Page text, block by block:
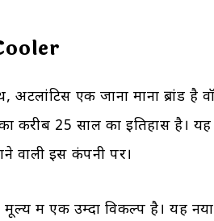
अटलांटिस एक जाना माना ब्रांड है
करीब 25 साल का इतिहास है।
वाली इस कंपनी पर।
में एक उम्दा विकल्प है। यह नया